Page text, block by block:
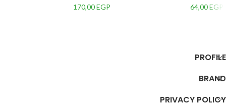
اسف،متعددة الالوان
64,00EGP
مايلار170,00EGP
PROFILE
BRAND
PRIVACY POLICY